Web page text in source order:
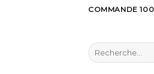
COMMANDE
Recherche
pour :